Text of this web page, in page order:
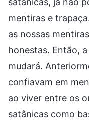
mentiras e
as nossas
honestas. Então,
mudará.
confiavam em
ao viver entre os
satânicas como